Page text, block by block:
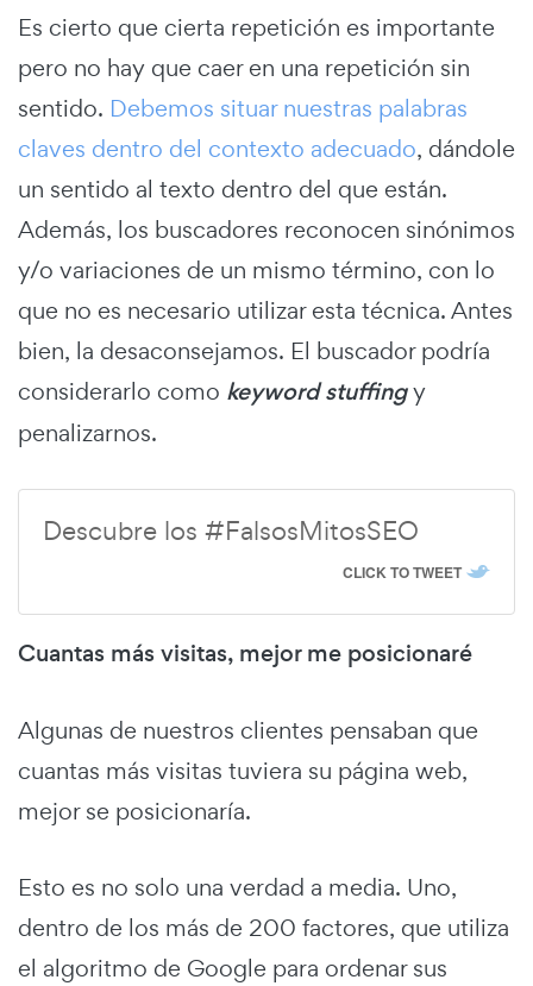
Es cierto que cierta repetición es importante
pero no hay que caer en una repetición sin
sentido. Debemos situar nuestras palabras
claves dentro del contexto adecuado, dándole
un sentido al texto dentro del que están.
Además, los buscadores reconocen sinónimos
y/o variaciones de un mismo término, con lo
que no es necesario utilizar esta técnica. Antes
bien, la desaconsejamos. El buscador podría
considerarlo como keyword stuffingy
penalizarnos.
Descubre los #FalsosMitosSEO
CLICK TO TWEET
Cuantas más visitas, mejor me posicionaré
Algunas de nuestros clientes pensaban que
cuantas más visitas tuviera su página web,
mejor se posicionaría.
Esto es no solo una verdad a media. Uno,
dentro de los más de 200 factores, que utiliza
el algoritmo de Google para ordenar sus